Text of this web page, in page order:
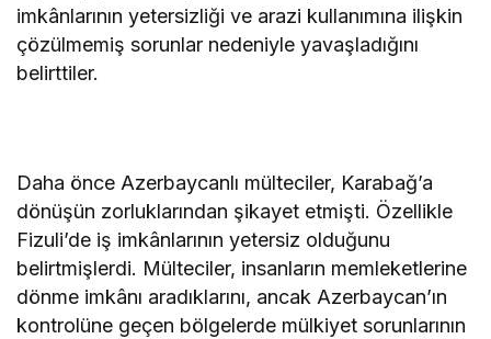
imkânlarının yetersizliği ve arazi kullanımına ilişkin
çözülmemiş sorunlar nedeniyle yavaşladığını
belirttiler.
Daha önce Azerbaycanlı mülteciler, Karabağ’a
dönüşün zorluklarından şikayet etmişti. Özellikle
Fizuli’de iş imkânlarının yetersiz olduğunu
belirtmişlerdi. Mülteciler, insanların memleketlerine
dönme imkânı aradıklarını, ancak Azerbaycan’ın
kontrolüne geçen bölgelerde mülkiyet sorunlarının